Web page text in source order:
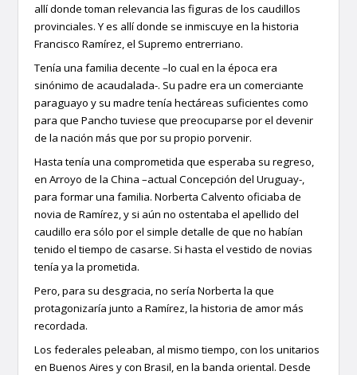
allí donde toman relevancia las figuras de los caudillos
provinciales. Y es allí donde se inmiscuye en la historia
Francisco Ramírez, el Supremo entrerriano.
Tenía una familia decente –lo cual en la época era
sinónimo de acaudalada-. Su padre era un comerciante
paraguayo y su madre tenía hectáreas suficientes como
para que Pancho tuviese que preocuparse por el devenir
de la nación más que por su propio porvenir.
Hasta tenía una comprometida que esperaba su regreso,
en Arroyo de la China –actual Concepción del Uruguay-,
para formar una familia. Norberta Calvento oficiaba de
novia de Ramírez, y si aún no ostentaba el apellido del
caudillo era sólo por el simple detalle de que no habían
tenido el tiempo de casarse. Si hasta el vestido de novias
tenía ya la prometida.
Pero, para su desgracia, no sería Norberta la que
protagonizaría junto a Ramírez, la historia de amor más
recordada.
Los federales peleaban, al mismo tiempo, con los unitarios
en Buenos Aires y con Brasil, en la banda oriental. Desde